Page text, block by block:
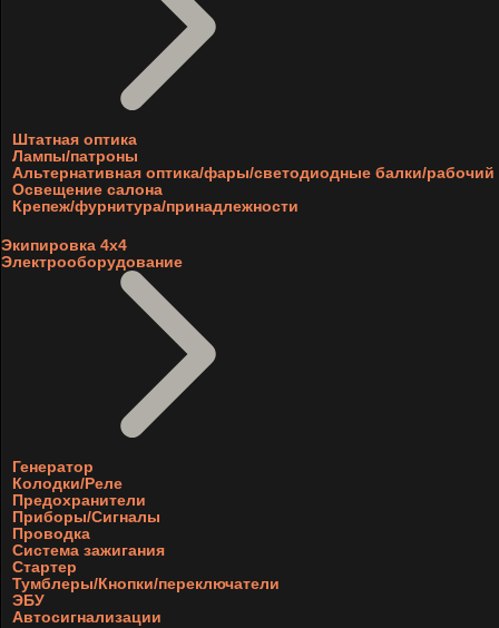
Штатная оптика
Лампы/патроны
Альтернативная оптика/фары/светодиодные балки/рабочий
Освещение салона
Крепеж/фурнитура/принадлежности
Экипировка 4х4
Электрооборудование
Генератор
Колодки/Реле
Предохранители
Приборы/Сигналы
Проводка
Система зажигания
Стартер
Тумблеры/Кнопки/переключатели
ЭБУ
Автосигнализации